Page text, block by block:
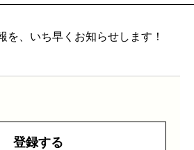
を、いち早くお知らせします！
登録する